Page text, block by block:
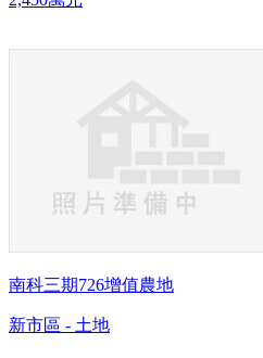
南科三期726增值農地
新市區 - 土地